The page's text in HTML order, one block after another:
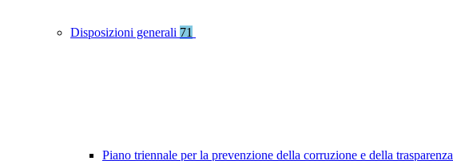
Disposizioni generali 71
Piano triennale per la prevenzione della corruzione e della trasparenza